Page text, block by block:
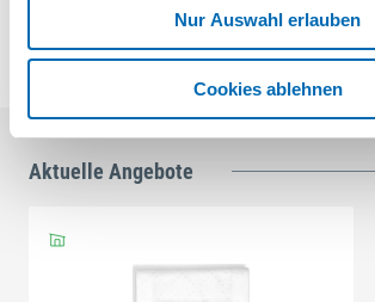
Nur Auswahl erlauben
Cookies ablehnen
Aktuelle Angebote